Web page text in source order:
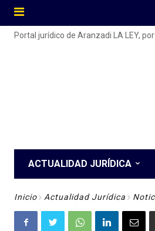
Portal jurídico de Aranzadi LA LEY,
ACTUALIDAD JURÍDICA
Inicio Actualidad Jurídica